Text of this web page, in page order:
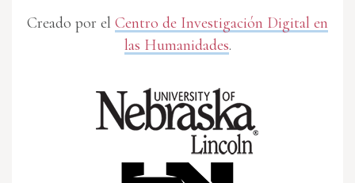
Creado por el Centro de Investigación Digital en
las Humanidades.